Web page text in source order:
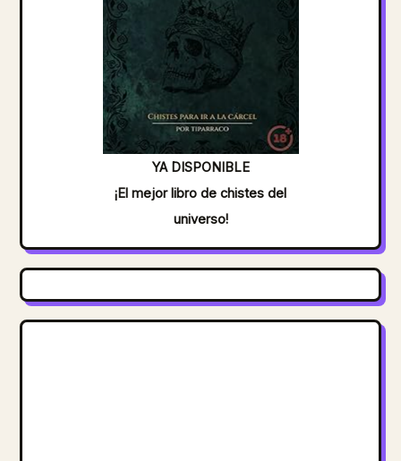
YA DISPONIBLE
¡El mejor libro de chistes del
universo!